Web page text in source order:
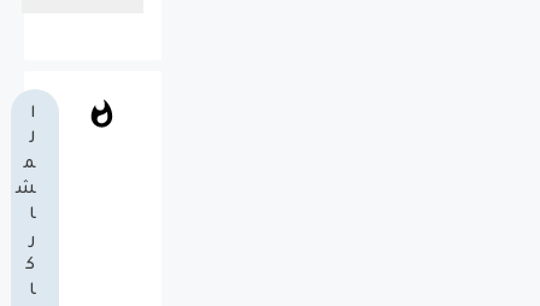
ا
ل
م
ش
ا
ر
ك
ا